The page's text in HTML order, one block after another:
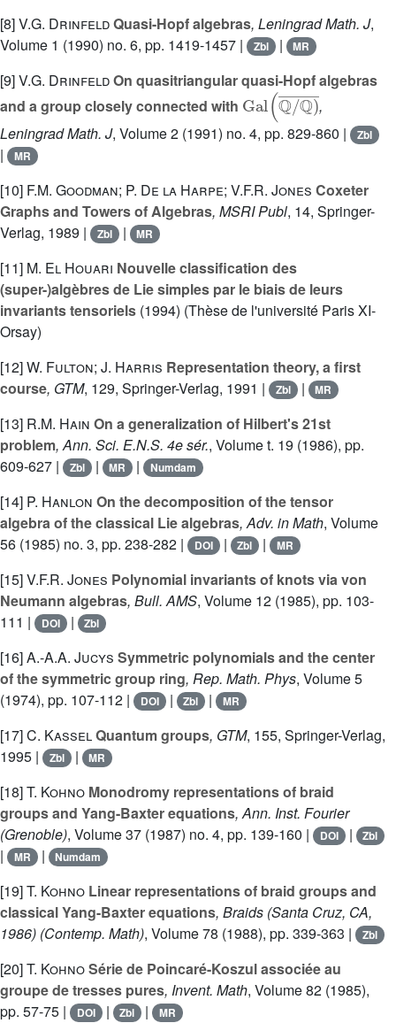
[8]V.G. DrinfeldQuasi-Hopf algebras, Leningrad Math. J,
Volume 1 (1990) no. 6, pp. 1419-1457 | Zbl | MR
[9]V.G. DrinfeldOn quasitriangular quasi-Hopf algebras
and a group closely connected with
Gal(ℚ/ℚ)¯
,
Leningrad Math. J, Volume 2 (1991) no. 4, pp. 829-860 | Zbl
| MR
[10] F.M. Goodman; P. De la Harpe; V.F.R. Jones Coxeter
Graphs and Towers of Algebras, MSRI Publ, 14, Springer-
Verlag, 1989 |
Zbl | MR
[11] M. El Houari Nouvelle classification des
(super-)algèbres de Lie simples par le biais de leurs
invariants tensoriels (1994) (Thèse de l'université Paris XI-
Orsay)
[12]W. Fulton; J. Harris Representation theory, a first
course, GTM, 129, Springer-Verlag, 1991 | Zbl | MR
[13] R.M. Hain On a generalization of Hilbert's 21st
problem, Ann. Sci. E.N.S. 4e sér., Volume t. 19 (1986), pp.
609-627 |
Zbl | MR | Numdam
[14] P. Hanlon On the decomposition of the tensor
algebra of the classical Lie algebras, Adv. in Math, Volume
56 (1985) no. 3, pp. 238-282 | DOI | Zbl | MR
[15]V.F.R. Jones Polynomial invariants of knots via von
Neumann algebras, Bull. AMS, Volume 12 (1985), pp. 103-
111 |
DOI | Zbl
[16]A.-A.A. Jucys Symmetric polynomials and the center
of the symmetric group ring, Rep. Math. Phys, Volume 5
(1974), pp. 107-112 |
DOI | Zbl | MR
[17]C. KasselQuantum groups, GTM, 155, Springer-Verlag,
1995 |
Zbl | MR
[18]T. Kohno Monodromy representations of braid
groups and Yang-Baxter equations, Ann. Inst. Fourier
(Grenoble), Volume 37 (1987) no. 4, pp. 139-160 | DOI | Zbl
| MR | Numdam
[19]T. Kohno Linear representations of braid groups and
classical Yang-Baxter equations, Braids (Santa Cruz, CA,
1986) (Contemp. Math), Volume 78 (1988), pp. 339-363 | Zbl
[20]T. KohnoSérie de Poincaré-Koszul associée au
groupe de tresses pures, Invent. Math, Volume 82 (1985),
pp. 57-75 |
DOI | Zbl | MR